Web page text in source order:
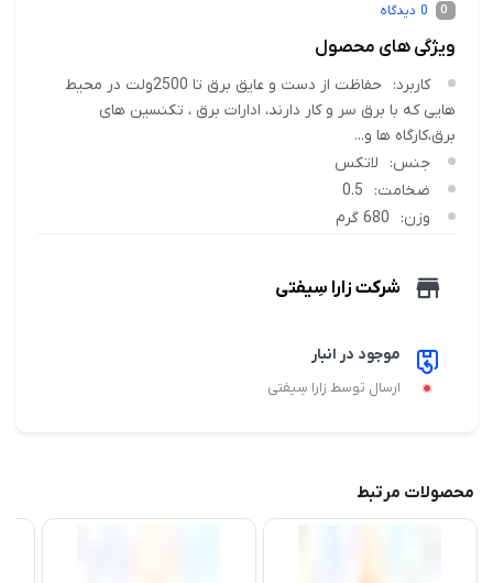
0
0 دیدگاه
ویژگی های محصول
کاربرد:
حفاظت از دست و عایق برق تا 2500ولت در محیط
هایی که با برق سر و کار دارند، ادارات برق ، تکنسین های
برق،کارگاه ها و...
جنس:
لاتکس
ضخامت:
0.5
وزن:
680 گرم
شرکت زارا سِیفتی
موجود در انبار
ارسال توسط زارا سِیفتی
محصولات مرتبط